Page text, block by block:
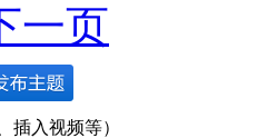
一页
插入视频等）